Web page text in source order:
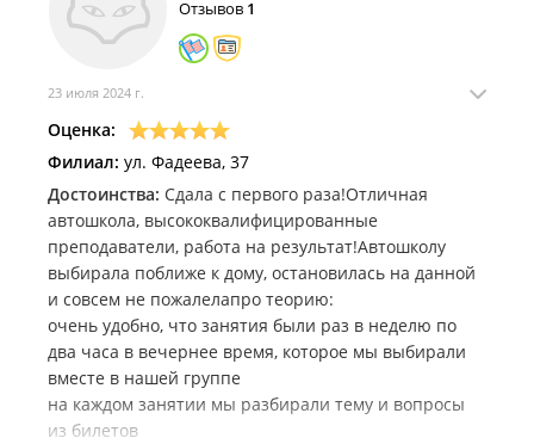
Отзывов 1
23 июля 2024 г.
Оценка:
Филиал: ул. Фадеева, 37
Достоинства: Сдала с первого раза!Отличная
автошкола, высококвалифицированные
преподаватели, работа на результат!Автошколу
выбирала поближе к дому, остановилась на данной
и совсем не пожалелапро теорию:
очень удобно, что занятия были раз в неделю по
два часа в вечернее время, которое мы выбирали
вместе в нашей группе
на каждом занятии мы разбирали тему и вопросы
из билетов